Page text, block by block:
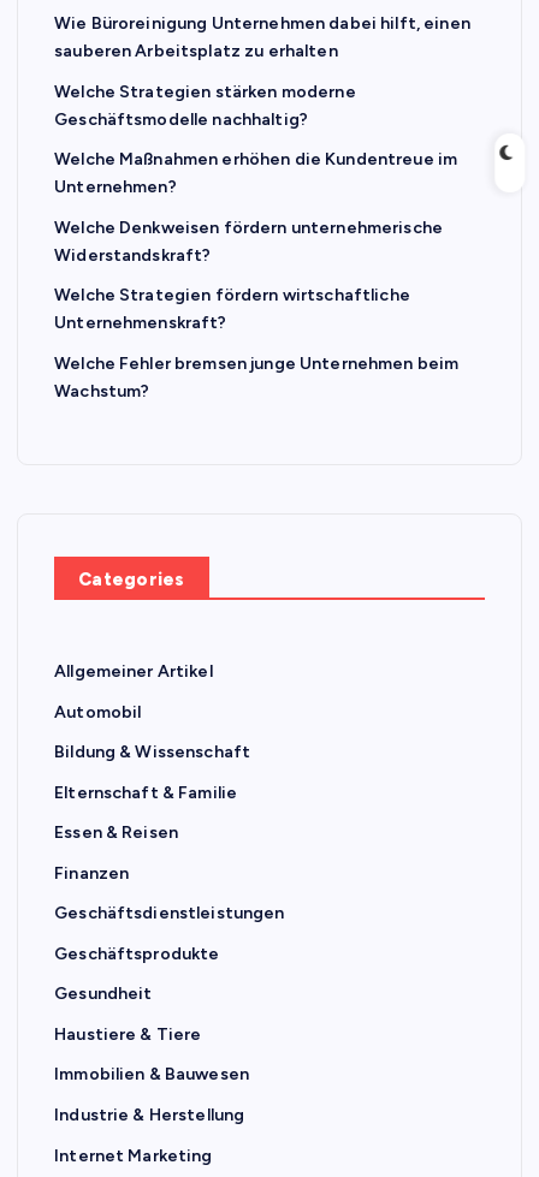
Wie Büroreinigung Unternehmen dabei hilft, einen
sauberen Arbeitsplatz zu erhalten
Welche Strategien stärken moderne
Geschäftsmodelle nachhaltig?
Welche Maßnahmen erhöhen die Kundentreue im
Unternehmen?
Welche Denkweisen fördern unternehmerische
Widerstandskraft?
Welche Strategien fördern wirtschaftliche
Unternehmenskraft?
Welche Fehler bremsen junge Unternehmen beim
Wachstum?
Categories
Allgemeiner Artikel
Automobil
Bildung & Wissenschaft
Elternschaft & Familie
Essen & Reisen
Finanzen
Geschäftsdienstleistungen
Geschäftsprodukte
Gesundheit
Haustiere & Tiere
Immobilien & Bauwesen
Industrie & Herstellung
Internet Marketing